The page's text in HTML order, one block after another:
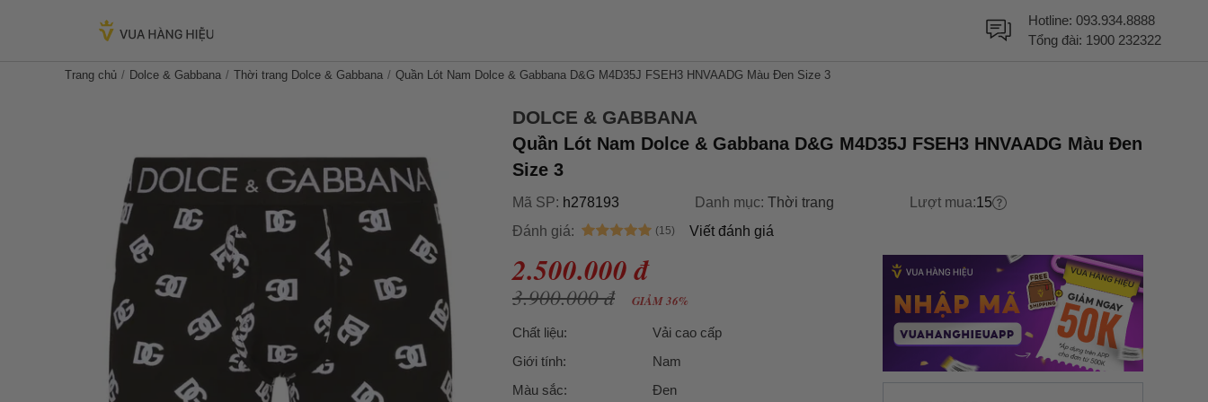
Hotline: 093.934.8888
Tổng đài: 1900 232322
Trang chủ Dolce & Gabbana Thời trang Dolce & Gabbana Quần Lót Nam Dolce & Gabbana D&G M4D35J FSEH3 HNVAADG Màu Đen Size 3
DOLCE & GABBANA
Quần Lót Nam Dolce & Gabbana D&G M4D35J FSEH3 HNVAADG Màu Đen
Size 3
Mã SP: h278193 Danh mục: Thời trang Lượt mua:15
Đánh giá:
Viết đánh giá
2.500.000 đ
3.900.000 đ GIẢM 36%
Chất liệu:
Vải cao cấp
Giới tính:
Nam
Màu sắc:
Đen